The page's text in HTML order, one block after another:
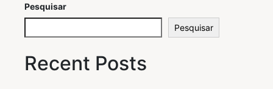
Pesquisar
Pesquisar
Recent Posts